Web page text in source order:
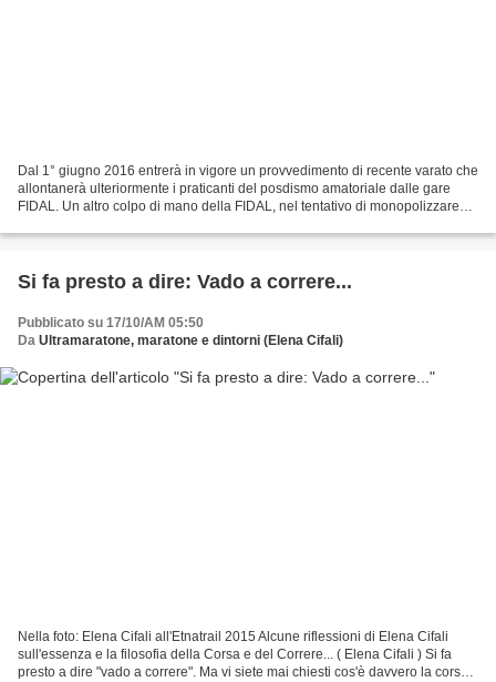
Dal 1° giugno 2016 entrerà in vigore un provvedimento di recente varato che
allontanerà ulteriormente i praticanti del posdismo amatoriale dalle gare
FIDAL. Un altro colpo di mano della FIDAL, nel tentativo di monopolizzare
Si fa presto a dire: Vado a correre...
Pubblicato su 17/10/AM 05:50
Da Ultramaratone, maratone e dintorni (Elena Cifali)
Nella foto: Elena Cifali all'Etnatrail 2015 Alcune riflessioni di Elena Cifali
sull'essenza e la filosofia della Corsa e del Correre... ( Elena Cifali ) Si fa
presto a dire "vado a correre". Ma vi siete mai chiesti cos'è davvero la corsa?